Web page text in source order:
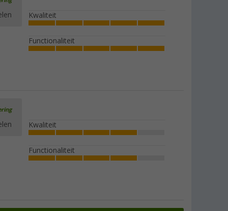
Kwaliteit
Functionaliteit
Kwaliteit
Functionaliteit